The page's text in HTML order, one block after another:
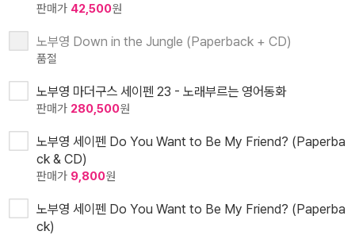
판매가 42,500원
노부영 Down in the Jungle (Paperback + CD)
품절
노부영 마더구스 세이펜 23 - 노래부르는 영어동화
판매가 280,500원
노부영 세이펜 Do You Want to Be My Friend? (Paperba
ck & CD)
판매가 9,800원
노부영 세이펜 Do You Want to Be My Friend? (Paperba
ck)